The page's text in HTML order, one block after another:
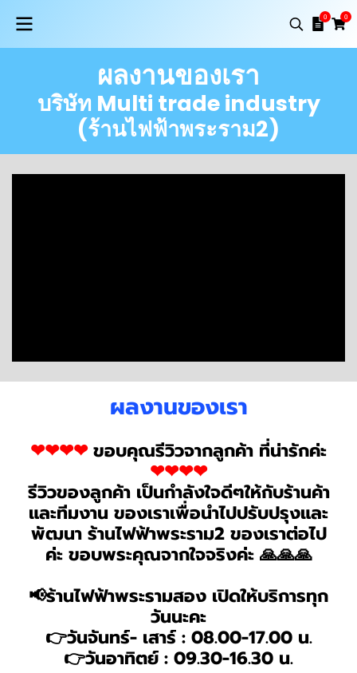
0 0
ผลงานของเรา
บริษัท Multi trade industry
(ร้านไฟฟ้าพระราม2)
️️ผลงานของเรา
❤❤❤❤ขอบคุณรีวิวจากลูกค้า ที่น่ารักค่ะ
❤❤❤❤
รีวิวของลูกค้า เป็นกำลังใจดีๆให้กับร้านค้า
และทีมงาน ของเราเพื่อนำไปปรับปรุงและ
พัฒนา ร้านไฟฟ้าพระราม2 ของเราต่อไป
ค่ะ ขอบพระคุณจากใจจริงค่ะ 🙏🙏🙏
📢ร้านไฟฟ้าพระรามสอง เปิดให้บริการทุก
วันนะคะ
👉วันจันทร์- เสาร์ : 08.00-17.00 น.
👉วันอาทิตย์ : 09.30-16.30 น.